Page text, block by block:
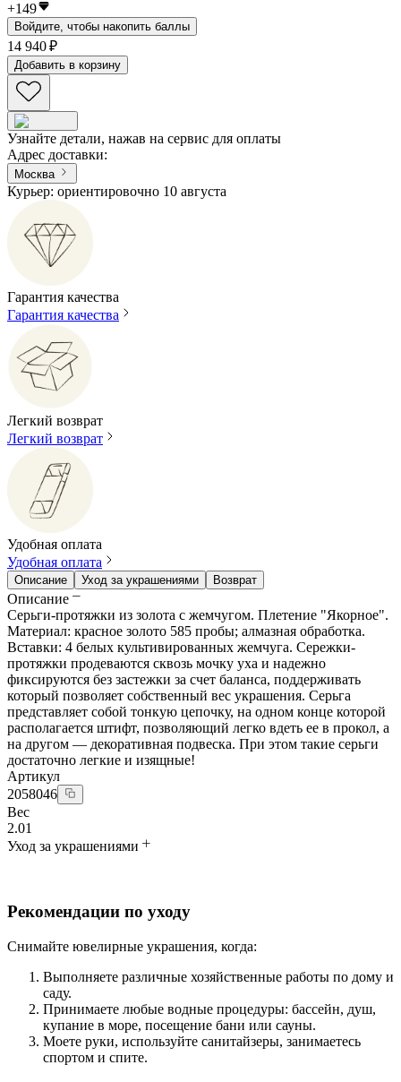
+149
Войдите, чтобы накопить баллы
14 940 ₽
Добавить в корзину
Узнайте детали, нажав на сервис для оплаты
Адрес доставки:
Москва
Курьер: ориентировочно 10 августа
Гарантия качества
Гарантия качества
Легкий возврат
Легкий возврат
Удобная оплата
Удобная оплата
Описание Уход за украшениями Возврат
Описание
Серьги-протяжки из золота с жемчугом. Плетение "Якорное".
Материал: красное золото 585 пробы; алмазная обработка.
Вставки: 4 белых культивированных жемчуга. Сережки-
протяжки продеваются сквозь мочку уха и надежно
фиксируются без застежки за счет баланса, поддерживать
который позволяет собственный вес украшения. Серьга
представляет собой тонкую цепочку, на одном конце которой
располагается штифт, позволяющий легко вдеть ее в прокол, а
на другом — декоративная подвеска. При этом такие серьги
достаточно легкие и изящные!
Артикул
2058046
Вес
2.01
Уход за украшениями
Рекомендации по уходу
Снимайте ювелирные украшения, когда:
Выполняете различные хозяйственные работы по дому и
саду.
Принимаете любые водные процедуры: бассейн, душ,
купание в море, посещение бани или сауны.
Моете руки, используйте санитайзеры, занимаетесь
спортом и спите.